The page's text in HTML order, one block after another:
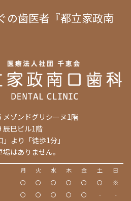
の歯医者『都立家政南
ゾンドグリシーヌ1階
辰巳ビル1階
より「徒歩1分」
はありません。
月 火 水 木 金 土
日
〇 〇 〇 〇 〇 〇
※
〇 〇 〇 〇 〇 -
-